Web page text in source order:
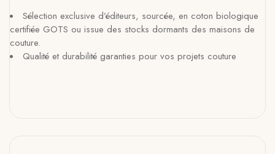
Sélection exclusive d’éditeurs, sourcée, en coton biologique
certifiée GOTS ou issue des stocks dormants des maisons de
couture.
Qualité et durabilité garanties pour vos projets couture